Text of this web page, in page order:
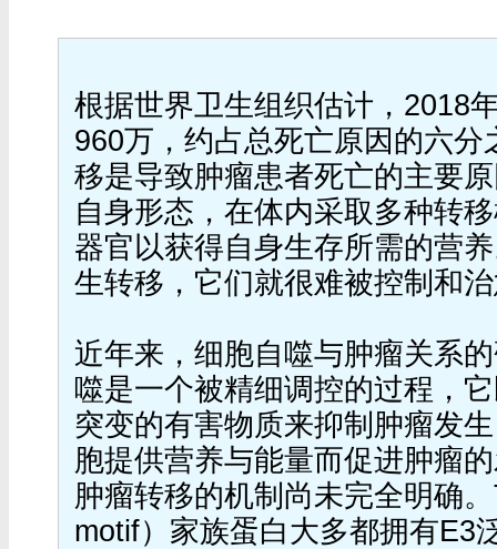
根据世界卫生组织估计，2018
960万，约占总死亡原因的六
移是导致肿瘤患者死亡的主要
自身形态，在体内采取多种转
器官以获得自身生存所需的营
生转移，它们就很难被控制和
近年来，细胞自噬与肿瘤关系
噬是一个被精细调控的过程，
突变的有害物质来抑制肿瘤发
胞提供营养与能量而促进肿瘤
肿瘤转移的机制尚未完全明确
motif）家族蛋白大多都拥有E3